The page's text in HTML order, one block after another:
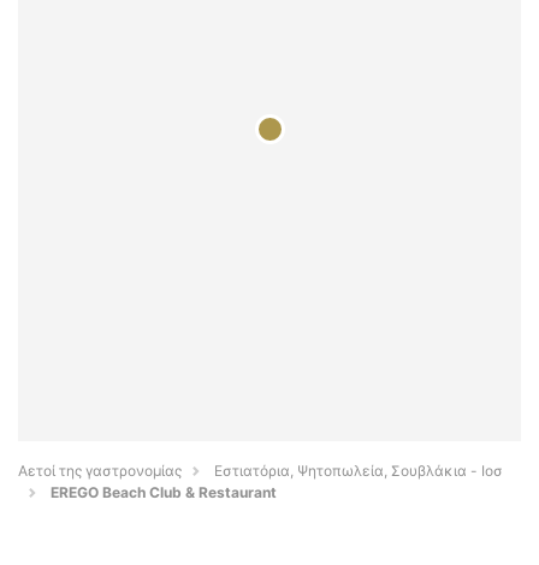
Αετοί της γαστρονομίας
Εστιατόρια, Ψητοπωλεία, Σουβλάκια - Ιοσ
EREGO Beach Club & Restaurant